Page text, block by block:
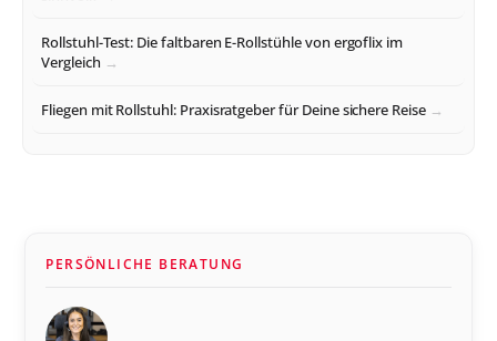
Rollstuhl-Test: Die faltbaren E-Rollstühle von ergoflix im
Vergleich
Fliegen mit Rollstuhl: Praxisratgeber für Deine sichere Reise
PERSÖNLICHE BERATUNG